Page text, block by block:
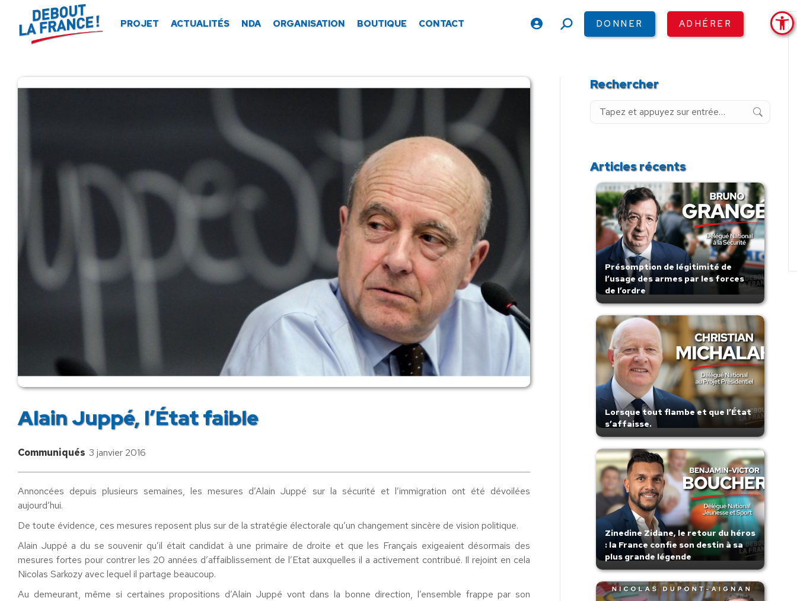
PROJET ACTUALITÉS NDA ORGANISATION BOUTIQUE CONTACT
RechercheDONNER ADHÉRER
Alain Juppé, l’État faible
Communiqués 3 janvier 2016
Annoncées depuis plusieurs semaines, les mesures d’Alain Juppé sur la sécurité et l’immigration ont été dévoilées
aujourd’hui.
De toute évidence, ces mesures reposent plus sur de la stratégie électorale qu’un changement sincère de vision politique.
Alain Juppé a du se souvenir qu’il était candidat à une primaire de droite et que les Français exigeaient désormais des
mesures fortes pour contrer les 20 années d’affaiblissement de l’Etat auxquelles il a activement contribué. Il rejoint en cela
Nicolas Sarkozy avec lequel il partage beaucoup.
Au demeurant, même si certaines propositions d’Alain Juppé vont dans la bonne direction, l’ensemble frappe par son
Rechercher
Recherche
Articles récents
Présomption de légitimité de
l’usage des armes par les forces
de l’ordre
Lorsque tout flambe et que l’État
s’affaisse.
Zinedine Zidane, le retour du héros
: la France confie son destin à sa
plus grande légende
Panneau de gestion des cookies